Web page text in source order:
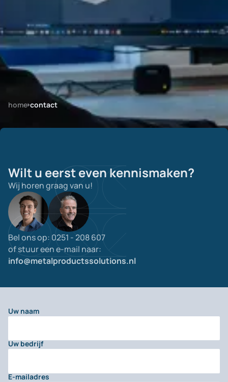
home contact
Wilt u eerst even kennismaken?
Wij horen graag van u!
Bel ons op: 0251 - 208 607
of stuur een e-mail naar:
info@metalproductssolutions.nl
Uw naam
Uw bedrijf
E-mailadres